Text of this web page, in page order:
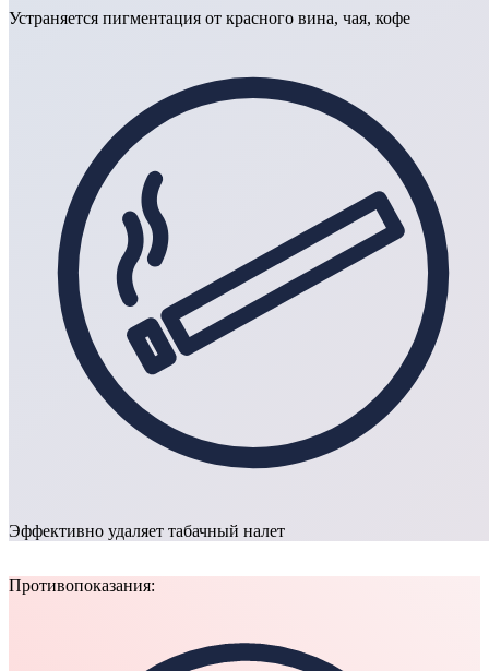
Устраняется пигментация от красного вина, чая, кофе
Эффективно удаляет табачный налет
Противопоказания: